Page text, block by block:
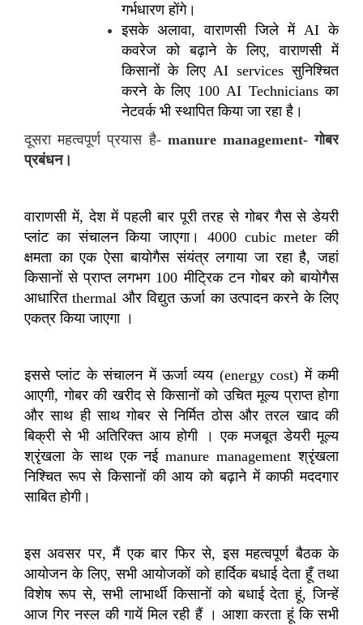
गर्भधारण होंगे।
इसके अलावा, वाराणसी जिले में AI के
कवरेज को बढ़ाने के लिए, वाराणसी में
किसानों के लिए AI services सुनिश्चित
करने के लिए 100 AI Technicians का
नेटवर्क भी स्थापित किया जा रहा है।
दूसरा महत्वपूर्ण प्रयास है- manure management-गोबर
प्रबंधन।
वाराणसी में,देश में पहली बार पूरी तरह से गोबर गैस से डेयरी
प्लांट का संचालन किया जाएगा। 4000 cubic meterकी
क्षमता का एक ऐसा बायोगैस संयंत्र लगाया जा रहा है,जहां
किसानों से प्राप्त लगभग 100मीट्रिक टन गोबर को बायोगैस
आधारितthermal और विद्युत ऊर्जा का उत्पादन करने के लिए
एकत्र किया जाएगा ।
इससे प्लांट के संचालन में ऊर्जा व्यय (energy cost)में कमी
आएगी,गोबर की खरीद से किसानों को उचित मूल्य प्राप्त होगा
और साथ ही साथ गोबर से निर्मित ठोस और तरल खाद की
बिक्री से भी अतिरिक्त आय होगी । एक मजबूत डेयरी मूल्य
श्रृंखला के साथ एक नईmanure managementश्रृंखला
निश्चित रूप से किसानों की आय को बढ़ाने में काफी मददगार
साबित होगी।
इस अवसर पर,मैं एक बार फिर से,इस महत्वपूर्ण बैठक के
आयोजन के लिए,सभी आयोजकों को हार्दिक बधाई देता हूँ तथा
विशेष रूप से,सभी लाभार्थी किसानों को बधाई देता हूं,जिन्हें
आज गिर नस्ल की गायें मिल रही हैं । आशा करता हूं कि सभी